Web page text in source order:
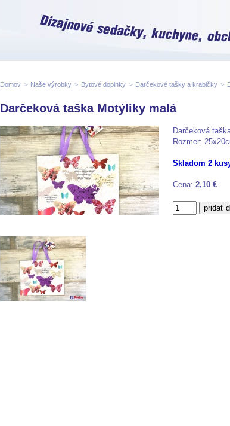
Domov > Naše výrobky > Bytové doplnky > Darčekové tašky a krabičky >
Darčeková taška Motýliky malá
Darčeková
Rozmer:
Skladom 2
Cena: 2,10 €